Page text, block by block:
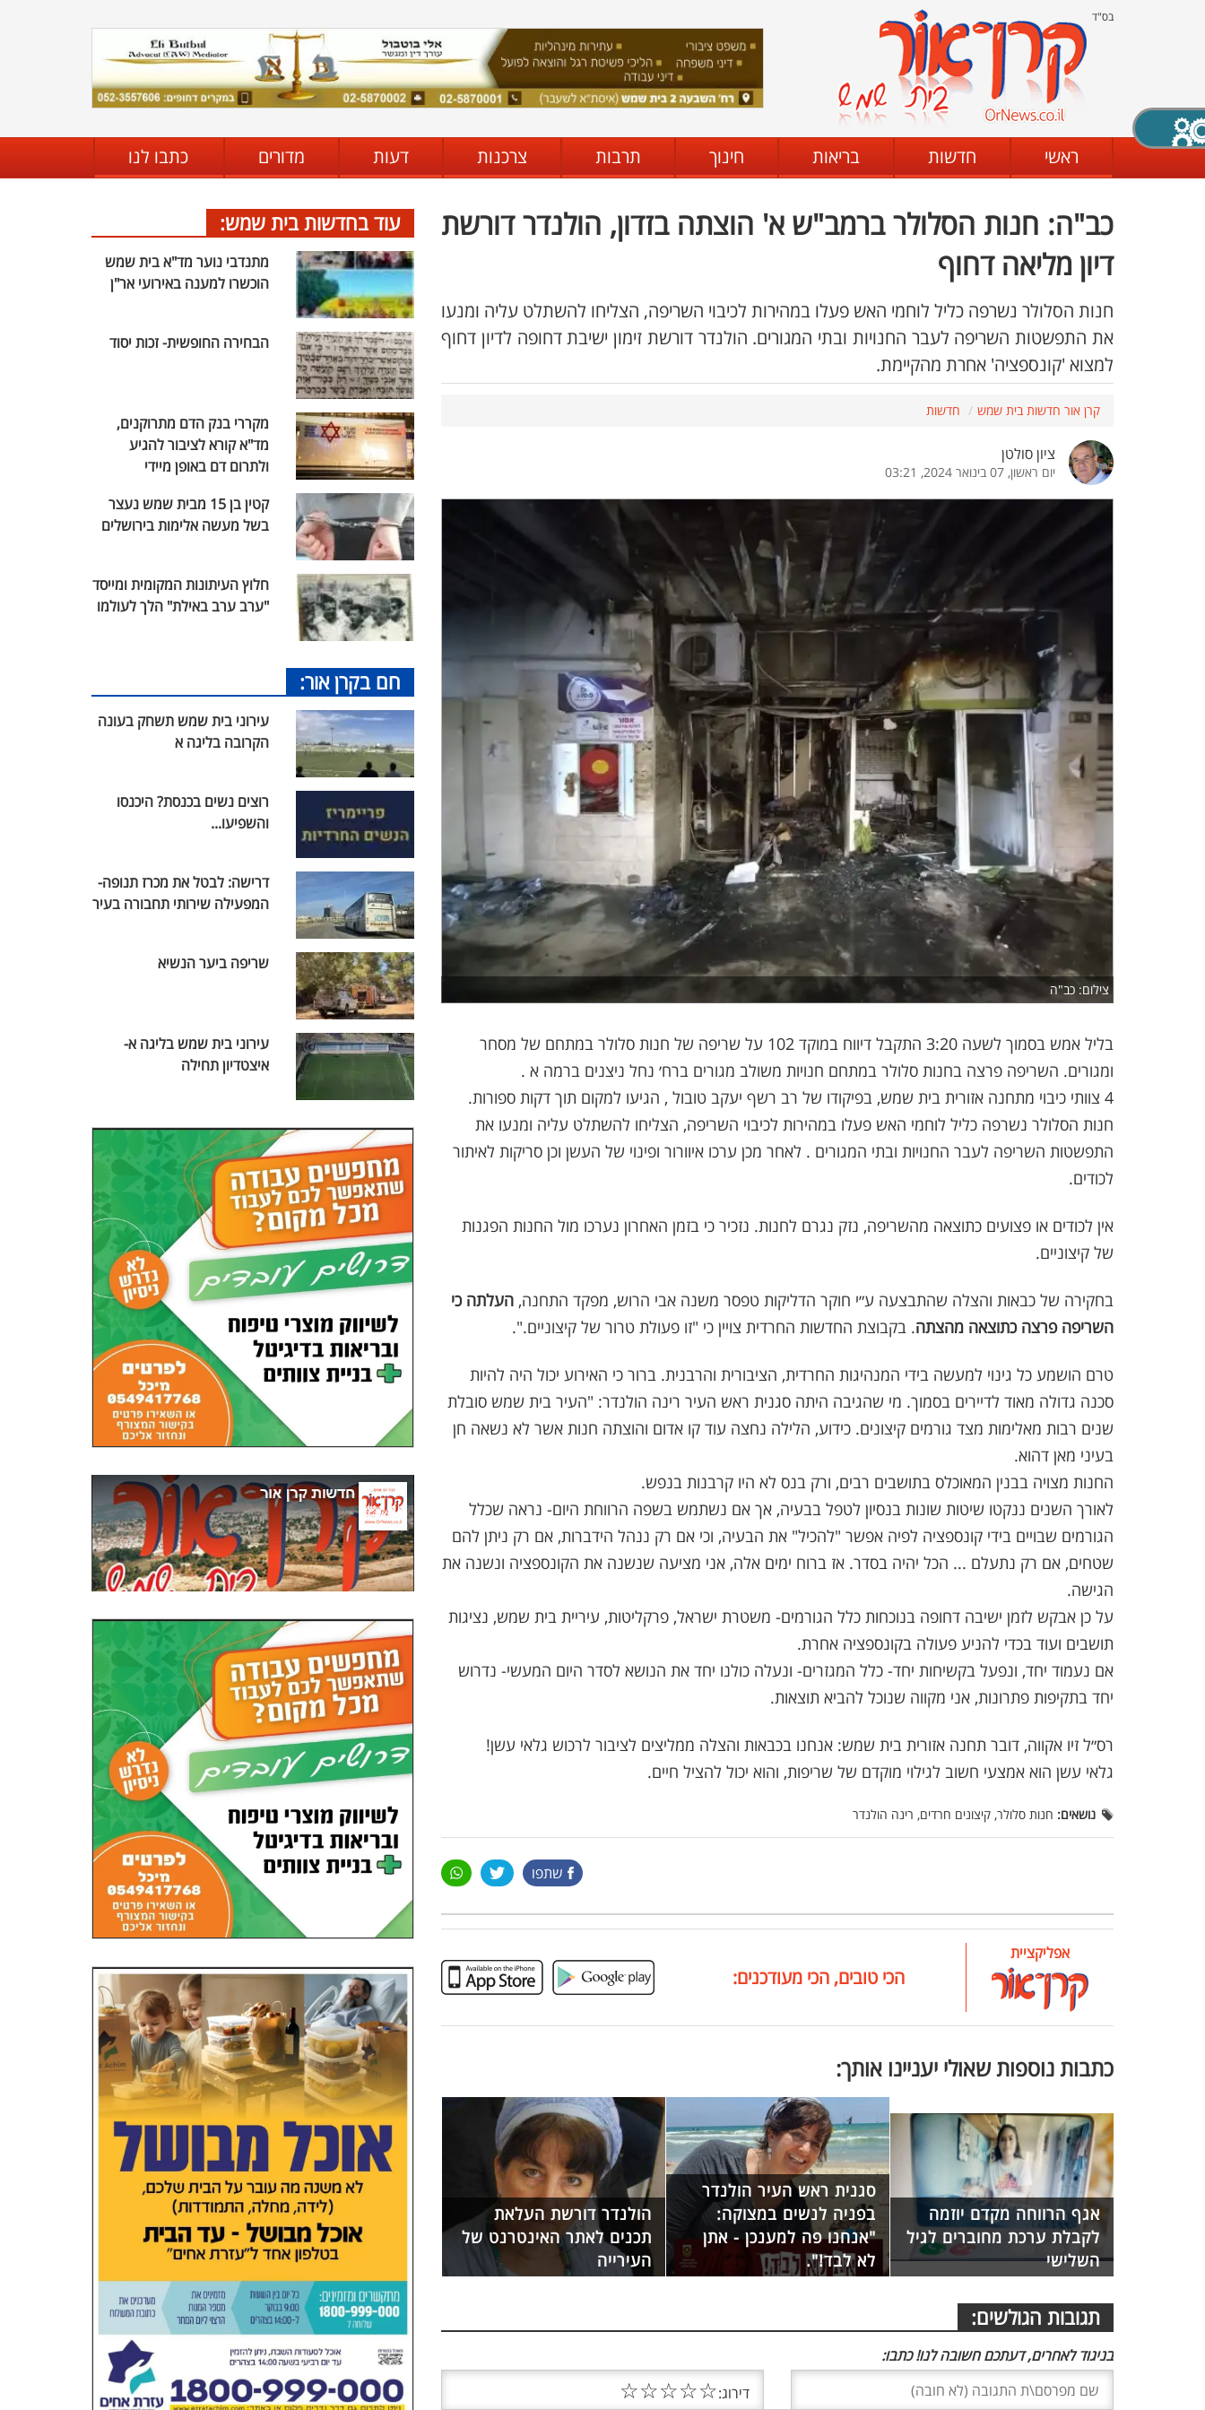
בס"ד
ראשי חדשות בריאות חינוך תרבות צרכנות דעות מדורים כתבו לנו
כב"ה: חנות הסלולר ברמב"ש א' הוצתה בזדון, הולנדר דורשת
דיון מליאה דחוף
חנות הסלולר נשרפה כליל לוחמי האש פעלו במהירות לכיבוי השריפה, הצליחו להשתלט עליה ומנעו
את התפשטות השריפה לעבר החנויות ובתי המגורים. הולנדר דורשת זימון ישיבת דחופה לדיון דחוף
למצוא 'קונספציה' אחרת מהקיימת.
קרן אור חדשות בית שמש חדשות
ציון סולטן
יום ראשון, 07 בינואר 2024, 03:21
צילום: כב"ה
בליל אמש בסמוך לשעה 3:20 התקבל דיווח במוקד 102 על שריפה של חנות סלולר במתחם של מסחר
ומגורים. השריפה פרצה בחנות סלולר במתחם חנויות משולב מגורים ברח׳ נחל ניצנים ברמה א .
4 צוותי כיבוי מתחנה אזורית בית שמש, בפיקודו של רב רשף יעקב טובול , הגיעו למקום תוך דקות ספורות.
חנות הסלולר נשרפה כליל לוחמי האש פעלו במהירות לכיבוי השריפה, הצליחו להשתלט עליה ומנעו את
התפשטות השריפה לעבר החנויות ובתי המגורים . לאחר מכן ערכו איוורור ופינוי של העשן וכן סריקות לאיתור
לכודים.
אין לכודים או פצועים כתוצאה מהשריפה, נזק נגרם לחנות. נזכיר כי בזמן האחרון נערכו מול החנות הפגנות
של קיצוניים.
בחקירה של כבאות והצלה שהתבצעה ע״י חוקר הדליקות טפסר משנה אבי הרוש, מפקד התחנה, העלתה כי
השריפה פרצה כתוצאה מהצתה. בקבוצת החדשות החרדית צויין כי "זו פעולת טרור של קיצוניים.".
טרם הושמע כל גינוי למעשה בידי המנהיגות החרדית, הציבורית והרבנית. ברור כי האירוע יכול היה להיות
סכנה גדולה מאוד לדיירים בסמוך. מי שהגיבה היתה סגנית ראש העיר רינה הולנדר: "העיר בית שמש סובלת
שנים רבות מאלימות מצד גורמים קיצונים. כידוע, הלילה נחצה עוד קו אדום והוצתה חנות אשר לא נשאה חן
בעיני מאן דהוא.
החנות מצויה בבנין המאוכלס בתושבים רבים, ורק בנס לא היו קרבנות בנפש.
לאורך השנים ננקטו שיטות שונות בנסיון לטפל בבעיה, אך אם נשתמש בשפה הרווחת היום- נראה שכלל
הגורמים שבויים בידי קונספציה לפיה אפשר "להכיל" את הבעיה, וכי אם רק ננהל הידברות, אם רק ניתן להם
שטחים, אם רק נתעלם ... הכל יהיה בסדר. אז ברוח ימים אלה, אני מציעה שנשנה את הקונספציה ונשנה את
הגישה.
על כן אבקש לזמן ישיבה דחופה בנוכחות כלל הגורמים- משטרת ישראל, פרקליטות, עיריית בית שמש, נציגות
תושבים ועוד בכדי להניע פעולה בקונספציה אחרת.
אם נעמוד יחד, ונפעל בקשיחות יחד- כלל המגזרים- ונעלה כולנו יחד את הנושא לסדר היום המעשי- נדרוש
יחד בתקיפות פתרונות, אני מקווה שנוכל להביא תוצאות.
רס״ל זיו אקווה, דובר תחנה אזורית בית שמש: אנחנו בכבאות והצלה ממליצים לציבור לרכוש גלאי עשן!
גלאי עשן הוא אמצעי חשוב לגילוי מוקדם של שריפות, והוא יכול להציל חיים.
נושאים: חנות סלולר, קיצונים חרדים, רינה הולנדר
שתפו
אפליקציית
הכי טובים, הכי מעודכנים:
כתבות נוספות שאולי יעניינו אותך:
אגף הרווחה מקדם יוזמה
לקבלת ערכת מחוברים לגיל
השלישי
סגנית ראש העיר הולנדר
בפניה לנשים במצוקה:
"אנחנו פה למענכן - אתן
לא לבד!".
הולנדר דורשת העלאת
תכנים לאתר האינטרנט של
העירייה
תגובות הגולשים:
בניגוד לאחרים, דעתכם חשובה לנו! כתבו:
דירוג:☆
☆
☆
☆
☆
עוד בחדשות בית שמש:
מתנדבי נוער מד"א בית שמש
הוכשרו למענה באירועי אר"ן
הבחירה החופשית- זכות יסוד
מקררי בנק הדם מתרוקנים,
מד"א קורא לציבור להגיע
ולתרום דם באופן מיידי
קטין בן 15 מבית שמש נעצר
בשל מעשה אלימות בירושלים
חלוץ העיתונות המקומית ומייסד
"ערב ערב באילת" הלך לעולמו
חם בקרן אור:
עירוני בית שמש תשחק בעונה
הקרובה בליגה א
רוצים נשים בכנסת? היכנסו
והשפיעו...
דרישה: לבטל את מכרז תנופה-
המפעילה שירותי תחבורה בעיר
שריפה ביער הנשיא
עירוני בית שמש בליגה א-
איצטדיון תחילה
X סגירה
מצב שחור - לבן קביעת ניגודיות